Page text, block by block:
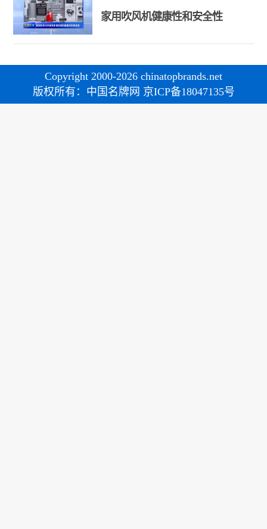
家用吹风机健康性和安全性
Copyright 2000-2026 chinatopbrands.net
版权所有：中国名牌网 京ICP备18047135号